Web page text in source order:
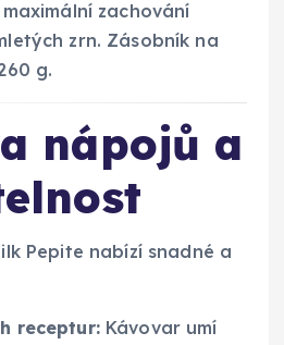
zachování
zrn. Zásobník na
g.
nápojů a
Pepite nabízí snadné a
receptur:Kávovar umí